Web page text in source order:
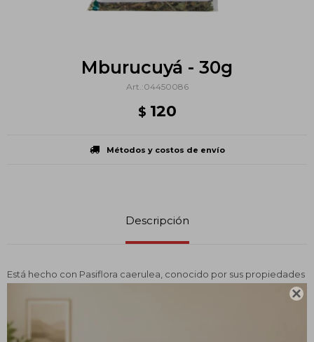

Mburucuyá - 30g
04450086
$ 120
Métodos y costos de envío
Descripción
Está hecho con Pasiflora caerulea, conocido por sus propiedades
nerviosas. Su presentación en hebras de 20 gramos asegura una